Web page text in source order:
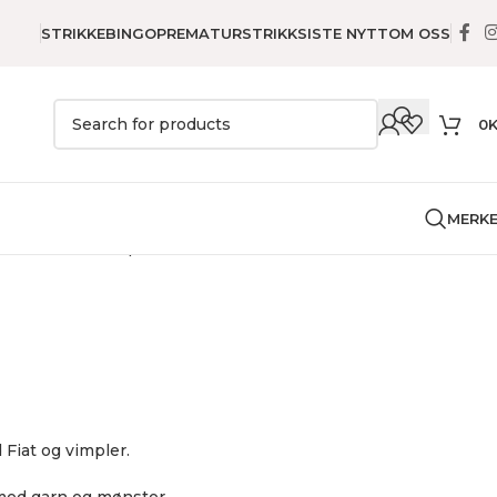
STRIKKEBINGOPREMATURSTRIKKSISTE NYTTOM OSS
0
og vimpler.